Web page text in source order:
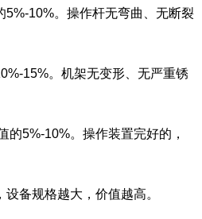
5%-10%。操作杆无弯曲、无断裂
15%。机架无变形、无严重锈
的5%-10%。操作装置完好的，
设备规格越大，价值越高。